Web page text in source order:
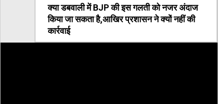
क्या डबवाली में BJP की इस गलती को नजर अंदाज
किया जा सकता है,आखिर प्रशासन ने क्यों नहीं की
कार्रवाई